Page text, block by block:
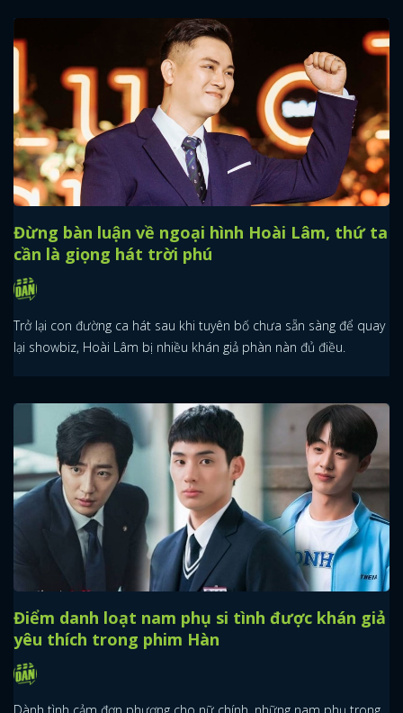
Đừng bàn luận về ngoại hình Hoài Lâm, thứ ta
cần là giọng hát trời phú
Trở lại con đường ca hát sau khi tuyên bố chưa sẵn sàng để quay
lại showbiz, Hoài Lâm bị nhiều khán giả phàn nàn đủ điều.
Điểm danh loạt nam phụ si tình được khán giả
yêu thích trong phim Hàn